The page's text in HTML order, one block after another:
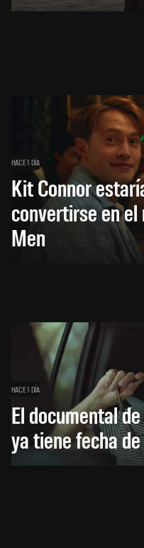
HACE 1 DÍA
Kit Connor
convertirse en el
Men
HACE 1 DÍA
El documental
ya tiene fecha